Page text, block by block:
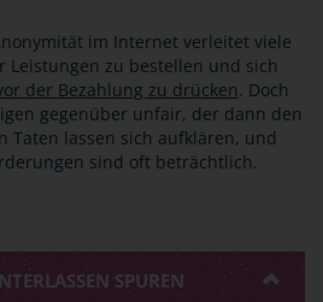
im Internet verleitet viele
Leistungen zu bestellen und sich
der Bezahlung zu drücken. Doch
gegenüber unfair, der dann den
Taten lassen sich aufklären, und
sind oft beträchtlich.
SPUREN